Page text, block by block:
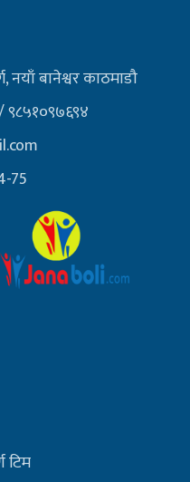
नयाँ बानेश्वर काठमाडौ
75
टिम